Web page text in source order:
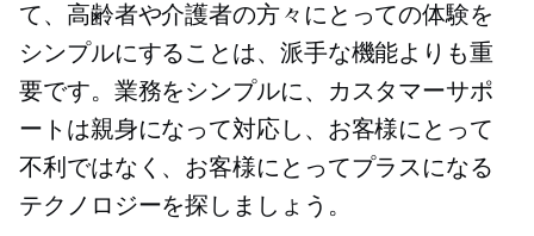
て、高齢者や介護者の方々にとっての体験を
シンプルにすることは、派手な機能よりも重
要です。業務をシンプルに、カスタマーサポ
ートは親身になって対応し、お客様にとって
不利ではなく、お客様にとってプラスになる
テクノロジーを探しましょう。